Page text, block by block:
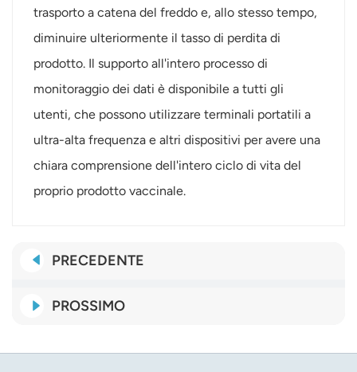
trasporto a catena del freddo e, allo stesso tempo,
diminuire ulteriormente il tasso di perdita di
prodotto. Il supporto all'intero processo di
monitoraggio dei dati è disponibile a tutti gli
utenti, che possono utilizzare terminali portatili a
ultra-alta frequenza e altri dispositivi per avere una
chiara comprensione dell'intero ciclo di vita del
proprio prodotto vaccinale.
PRECEDENTE
PROSSIMO